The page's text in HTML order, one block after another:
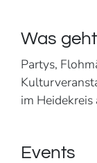
Was
Partys,
im Heidekreis
Events